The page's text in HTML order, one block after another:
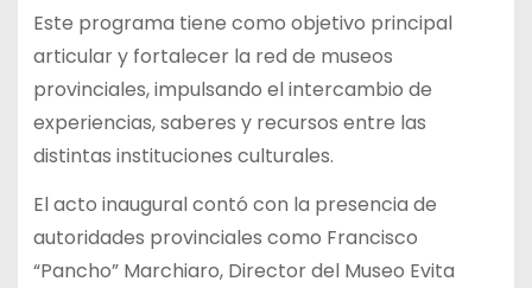
Este programa tiene como objetivo principal
articular y fortalecer la red de museos
provinciales, impulsando el intercambio de
experiencias, saberes y recursos entre las
distintas instituciones culturales.
El acto inaugural contó con la presencia de
autoridades provinciales como Francisco
“Pancho” Marchiaro, Director del Museo Evita